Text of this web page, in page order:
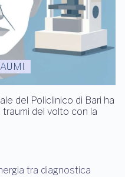
del Policlinico di Bari ha
del volto con la
tra diagnostica